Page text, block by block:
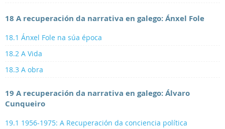
18 A recuperación da narrativa en galego: Ánxel Fole
18.1 Ánxel Fole na súa época
18.2 A Vida
18.3 A obra
19 A recuperación da narrativa en galego: Álvaro
Cunqueiro
19.1 1956-1975: A Recuperación da conciencia política